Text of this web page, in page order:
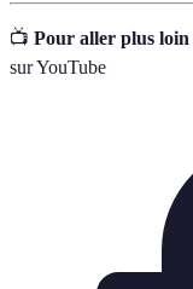
📺 Pour aller plus loin
sur YouTube